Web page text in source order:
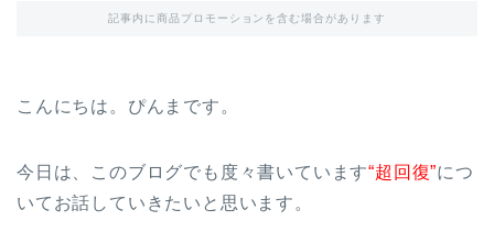
記事内に商品プロモーションを含む場合があります
こんにちは。ぴんまです。
今日は、このブログでも度々書いています“超回復”につ
いてお話していきたいと思います。